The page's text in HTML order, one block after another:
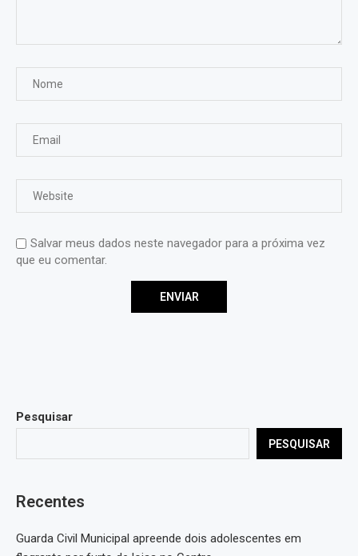
Salvar meus dados neste navegador para a próxima vez
que eu comentar.
Pesquisar
PESQUISAR
Recentes
Guarda Civil Municipal apreende dois adolescentes em